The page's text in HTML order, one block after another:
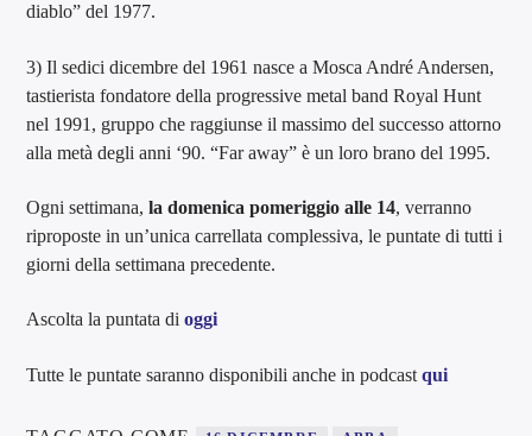
diablo” del 1977.
3) Il sedici dicembre del 1961 nasce a Mosca André Andersen,
tastierista fondatore della progressive metal band Royal Hunt
nel 1991, gruppo che raggiunse il massimo del successo attorno
alla metà degli anni ‘90. “Far away” è un loro brano del 1995.
Ogni settimana,la domenica pomeriggio alle 14, verranno
riproposte in un’unica carrellata complessiva, le puntate di tutti i
giorni della settimana precedente.
Ascolta la puntata dioggi
Tutte le puntate saranno disponibili anche in podcastqui